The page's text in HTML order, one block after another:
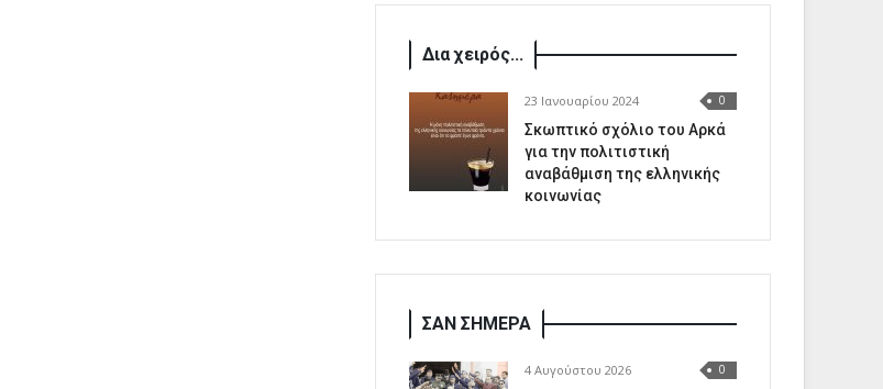
Δια χειρός...
23 Ιανουαρίου 2024 0
Σκωπτικό σχόλιο του Αρκά
για την πολιτιστική
αναβάθμιση της ελληνικής
κοινωνίας
ΣΑΝ ΣΗΜΕΡΑ
4 Αυγούστου 2026 0